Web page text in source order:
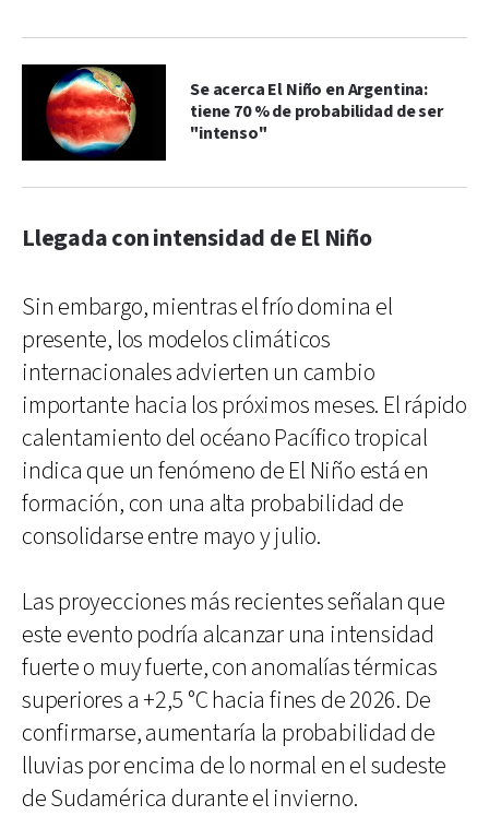
Se acerca El Niño en Argentina:
tiene 70 % de probabilidad de ser
"intenso"
Llegada con intensidad de El Niño
Sin embargo, mientras el frío domina el
presente, los modelos climáticos
internacionales advierten un cambio
importante hacia los próximos meses. El rápido
calentamiento del océano Pacífico tropical
indica que un fenómeno de El Niño está en
formación, con una alta probabilidad de
consolidarse entre mayo y julio.
Las proyecciones más recientes señalan que
este evento podría alcanzar una intensidad
fuerte o muy fuerte, con anomalías térmicas
superiores a +2,5 °C hacia fines de 2026. De
confirmarse, aumentaría la probabilidad de
lluvias por encima de lo normal en el sudeste
de Sudamérica durante el invierno.